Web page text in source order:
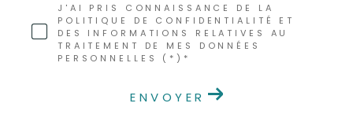
J'AI PRIS CONNAISSANCE DE LA
POLITIQUE DE CONFIDENTIALITÉ ET
DES INFORMATIONS RELATIVES AU
TRAITEMENT DE MES DONNÉES
PERSONNELLES (*)*
ENVOYER